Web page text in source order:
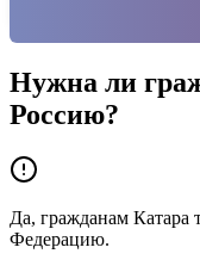
Нужна ли
Россию?
Да, гражданам Катара
Федерацию.